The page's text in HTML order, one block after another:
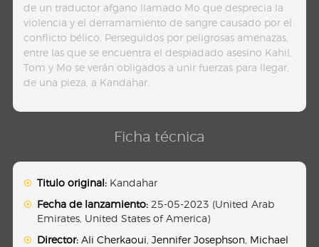
de un traductor afgano llamado Mo que desprecia la
violencia y el derramamiento de sangre causado por el
conflicto bélico. Perseguidos por peligrosas amenazas,
entre las que se encuentra el despiadado asesino Kahil,
Tom y Mo se verán obligados a unir fuerzas para llegar,
de una pieza, a Kandahar.
Ficha técnica
Titulo original: Kandahar
Fecha de lanzamiento: 25-05-2023 (United Arab
Emirates, United States of America)
Director: Ali Cherkaoui ,Jennifer Josephson Michael